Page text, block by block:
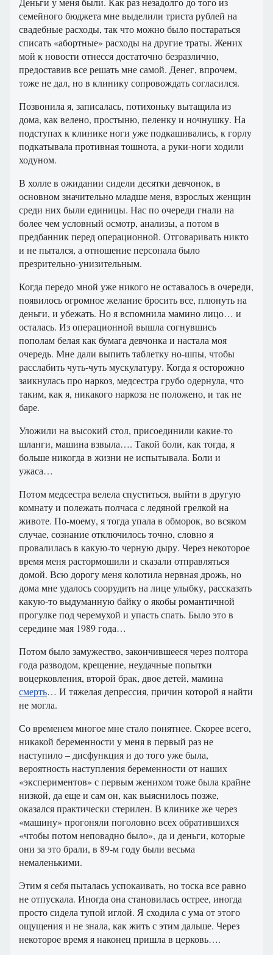
семейного бюджета мне выделили триста рублей на
свадебные расходы, так что можно было постараться
списать «абортные» расходы на другие траты. Жених
мой к новости отнесся достаточно безразлично,
предоставив все решать мне самой. Денег, впрочем,
тоже не дал, но в клинику сопровождать согласился.
Позвонила я, записалась, потихоньку вытащила из
дома, как велено, простыню, пеленку и ночнушку. На
подступах к клинике ноги уже подкашивались, к горлу
подкатывала противная тошнота, а руки-ноги ходили
ходуном.
В холле в ожидании сидели десятки девчонок, в
основном значительно младше меня, взрослых женщин
среди них были единицы. Нас по очереди гнали на
более чем условный осмотр, анализы, а потом в
предбанник перед операционной. Отговаривать никто
и не пытался, а отношение персонала было
презрительно-унизительным.
Когда передо мной уже никого не оставалось в очереди,
появилось огромное желание бросить все, плюнуть на
деньги, и убежать. Но я вспомнила мамино лицо… и
осталась. Из операционной вышла согнувшись
пополам белая как бумага девчонка и настала моя
очередь. Мне дали выпить таблетку но-шпы, чтобы
расслабить чуть-чуть мускулатуру. Когда я осторожно
заикнулась про наркоз, медсестра грубо одернула, что
таким, как я, никакого наркоза не положено, и так не
баре.
Уложили на высокий стол, присоединили какие-то
шланги, машина взвыла…. Такой боли, как тогда, я
больше никогда в жизни не испытывала. Боли и
ужаса…
Потом медсестра велела спуститься, выйти в другую
комнату и полежать полчаса с ледяной грелкой на
животе. По-моему, я тогда упала в обморок, во всяком
случае, сознание отключилось точно, словно я
провалилась в какую-то черную дыру. Через некоторое
время меня растормошили и сказали отправляться
домой. Всю дорогу меня колотила нервная дрожь, но
дома мне удалось соорудить на лице улыбку, рассказать
какую-то выдуманную байку о якобы романтичной
прогулке под черемухой и упасть спать. Было это в
середине мая 1989 года…
Потом было замужество, закончившееся через полтора
года разводом, крещение, неудачные попытки
воцерковления, второй брак, двое детей, мамина
смерть… И тяжелая депрессия, причин которой я найти
не могла.
Со временем многое мне стало понятнее. Скорее всего,
никакой беременности у меня в первый раз не
наступило – дисфункция и до того уже была,
вероятность наступления беременности от наших
«экспериментов» с первым женихом тоже была крайне
низкой, да еще и сам он, как выяснилось позже,
оказался практически стерилен. В клинике же через
«машину» прогоняли поголовно всех обратившихся
«чтобы потом неповадно было», да и деньги, которые
они за это брали, в 89-м году были весьма
немаленькими.
Этим я себя пыталась успокаивать, но тоска все равно
не отпускала. Иногда она становилась острее, иногда
просто сидела тупой иглой. Я сходила с ума от этого
ощущения и не знала, как жить с этим дальше. Через
некоторое время я наконец пришла в церковь….